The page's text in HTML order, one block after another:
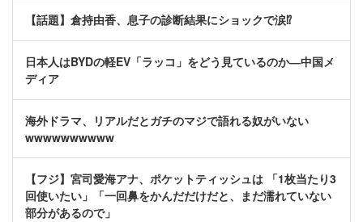
【話題】倉持由香、息子の診断結果にショックで涙⁉
日本人はBYDの軽EV「ラッコ」をどう見ているのか―中国メ
ディア
海外ドラマ、リアルだとガチのマジで語れる奴がいない
wwwwwwwwww
【フジ】宮司愛海アナ、ポケットティッシュは 「1枚当たり3
回使いたい」「一回鼻をかんだだけだと、まだ濡れていない
部分があるので」